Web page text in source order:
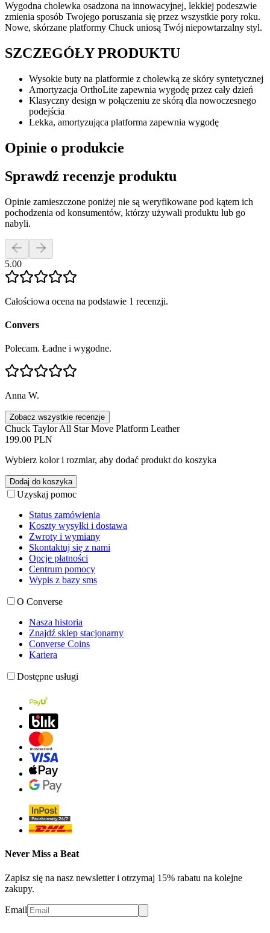
Wygodna cholewka osadzona na innowacyjnej, lekkiej podeszwie
zmienia sposób Twojego poruszania się przez wszystkie pory roku.
Nowe, skórzane platformy Chuck uniosą Twój niepowtarzalny styl.
SZCZEGÓŁY PRODUKTU
Wysokie buty na platformie z cholewką ze skóry syntetycznej
Amortyzacja OrthoLite zapewnia wygodę przez cały dzień
Klasyczny design w połączeniu ze skórą dla nowoczesnego
podejścia
Lekka, amortyzująca platforma zapewnia wygodę
Opinie o produkcie
Sprawdź recenzje produktu
Opinie zamieszczone poniżej nie są weryfikowane pod kątem ich
pochodzenia od konsumentów, którzy używali produktu lub go
nabyli.
5.00
Całościowa ocena na podstawie 1 recenzji.
Convers
Polecam. Ładne i wygodne.
Anna W.
Zobacz wszystkie recenzje
Chuck Taylor All Star Move Platform Leather
199.00 PLN
Wybierz kolor i rozmiar, aby dodać produkt do koszyka
Dodaj do koszyka
Uzyskaj pomoc
Status zamówienia
Koszty wysyłki i dostawa
Zwroty i wymiany
Skontaktuj się z nami
Opcje płatności
Centrum pomocy
Wypis z bazy sms
O Converse
Nasza historia
Znajdź sklep stacjonarny
Converse Coins
Kariera
Dostępne usługi
Never Miss a Beat
Zapisz się na nasz newsletter i otrzymaj 15% rabatu na kolejne
zakupy.
Email